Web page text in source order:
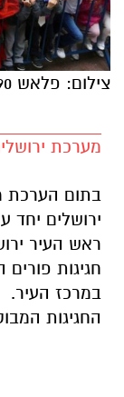
צילום: פלאש 90
מערכת ירושלים נט /
בתום הערכת
ירושלים
ראש העיר
חגיגות
במרכז העיר.
החגיגות